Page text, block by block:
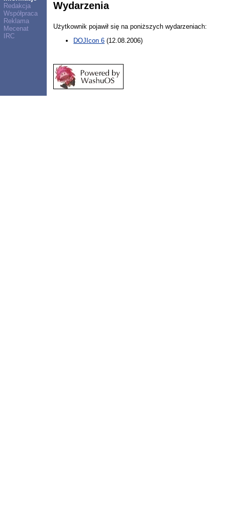
Redakcja
Współpraca
Reklama
Mecenat
IRC
Wydarzenia
Użytkownik pojawił się na poniższych wydarzeniach:
DOJIcon 6 (12.08.2006)